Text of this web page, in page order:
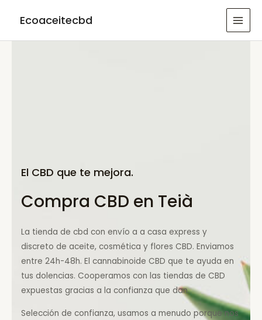
Ecoaceitecbd
El CBD que te mejora.
Compra CBD en Teià
La tienda de cbd con envío a a casa express y
discreto de aceite, cosmética y flores CBD. Enviamos
entre 24h-48h. El cannabinoide CBD que te ayuda en
tus dolencias. Cooperamos con las tiendas de CBD
expuestas gracias a la confianza que dan.
Selección de confianza, usamos a menudo porque nos